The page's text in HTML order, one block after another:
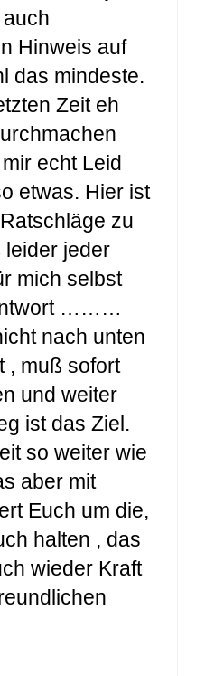
Hinweis auf
das mindeste.
Zeit eh
echt Leid
etwas. Hier ist
zu
leider jeder
mich selbst
………
nach unten
, muß sofort
und weiter
ist das Ziel.
so weiter wie
aber mit
Euch um die,
halten , das
wieder Kraft